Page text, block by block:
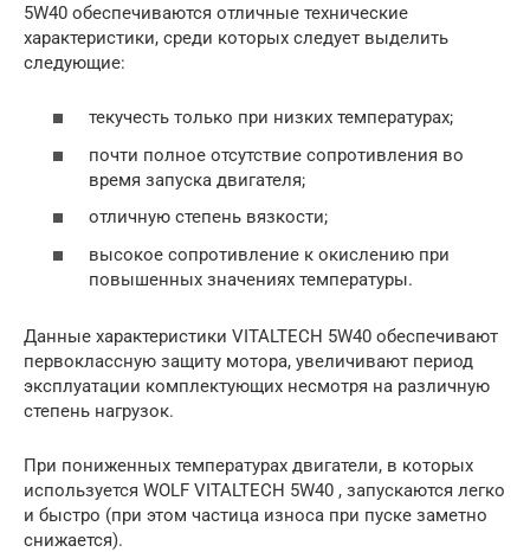
5W40 обеспечиваются отличные технические
характеристики, среди которых следует выделить
следующие:
текучесть только при низких температурах;
почти полное отсутствие сопротивления во
время запуска двигателя;
отличную степень вязкости;
высокое сопротивление к окислению при
повышенных значениях температуры.
Данные характеристики VITALTECH 5W40 обеспечивают
первоклассную защиту мотора, увеличивают период
эксплуатации комплектующих несмотря на различную
степень нагрузок.
При пониженных температурах двигатели, в которых
используется WOLF VITALTECH 5W40 , запускаются легко
и быстро (при этом частица износа при пуске заметно
снижается).